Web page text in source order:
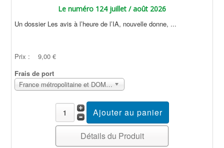
Le numéro 124 juillet / août 2026
Un dossier Les avis à l’heure de l’IA, nouvelle donne, ...
Prix :
9,00 €
Frais de port
France métropolitaine et DOM Sans surcoût
Détails du Produit